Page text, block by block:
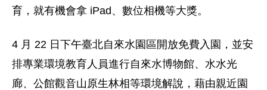
育，就有機會拿 iPad、數位相機等大獎。
4 月 22 日下午臺北自來水園區開放免費入園，並安
排專業環境教育人員進行自來水博物館、水水光
廊、公館觀音山原生林相等環境解說，藉由親近園